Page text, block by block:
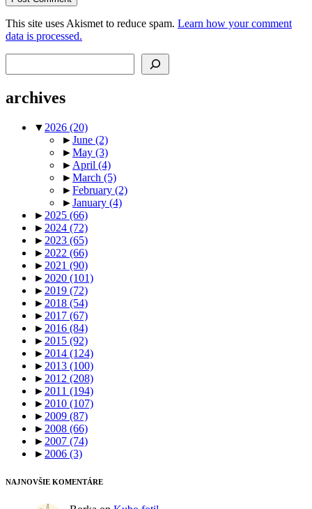
This site uses Akismet to reduce spam. Learn how your comment
data is processed.
archives
▼ 2026 (20)
►June (2)
►May (3)
► April (4)
►March (5)
►February (2)
►January (4)
► 2025 (66)
► 2024 (72)
► 2023 (65)
► 2022 (66)
► 2021 (90)
► 2020 (101)
► 2019 (72)
► 2018 (54)
► 2017 (67)
► 2016 (84)
► 2015 (92)
► 2014 (124)
► 2013 (100)
► 2012 (208)
► 2011 (194)
► 2010 (107)
► 2009 (87)
► 2008 (66)
► 2007 (74)
► 2006 (3)
NAJNOVŠIE KOMENTÁRE